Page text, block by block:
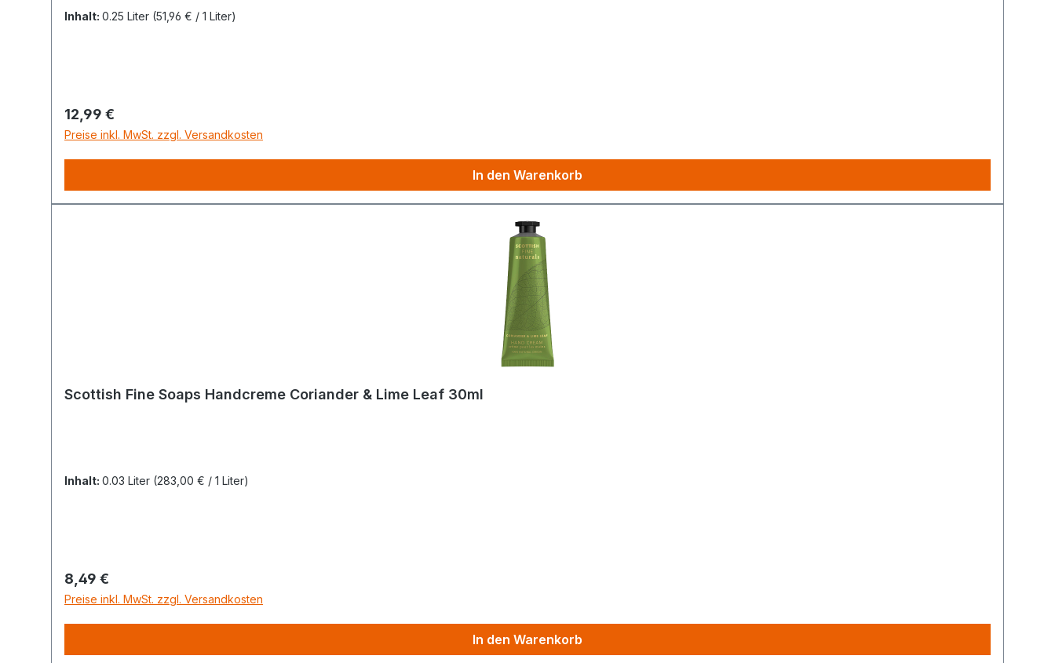
Inhalt: 0.25 Liter (51,96 € / 1 Liter)
Regulärer Preis:
12,99 €
Preise inkl. MwSt. zzgl. Versandkosten
In den Warenkorb
Scottish Fine Soaps Handcreme Coriander & Lime Leaf 30ml
Inhalt: 0.03 Liter (283,00 € / 1 Liter)
Regulärer Preis:
8,49 €
Preise inkl. MwSt. zzgl. Versandkosten
In den Warenkorb